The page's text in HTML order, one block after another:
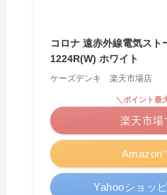
コロナ 遠赤外線電気ス
1224R(W) ホワイト
ケーズデンキ 楽天市場店
Amazon
＼ポイント最
楽天市場
Yahooショッ